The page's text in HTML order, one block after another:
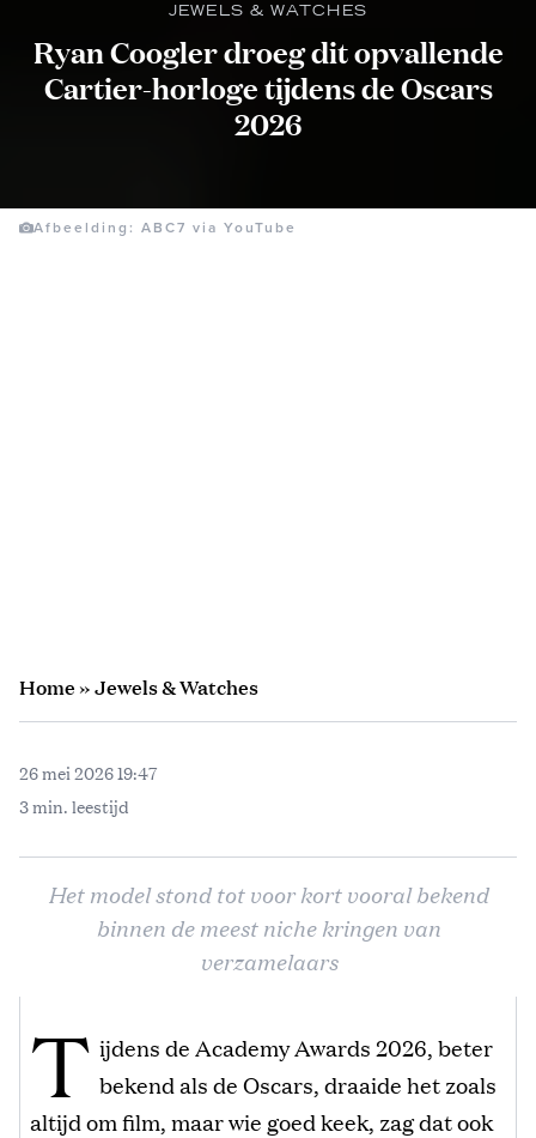
JEWELS & WATCHES
Ryan Coogler droeg dit opvallende
Cartier-horloge tijdens de Oscars
2026
Afbeelding: ABC7 via YouTube
Home»Jewels & Watches
26 mei 2026 19:47
3 min. leestijd
Het model stond tot voor kort vooral bekend
binnen de meest niche kringen van
verzamelaars
T ijdens de Academy Awards 2026, beter
bekend als de Oscars, draaide het zoals
altijd om film, maar wie goed keek, zag dat ook